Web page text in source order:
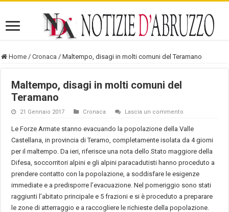
Home / Cronaca / Maltempo, disagi in molti comuni del Teramano
Maltempo, disagi in molti comuni del
Teramano
21 Gennaio 2017 Cronaca Lascia un commento
Le Forze Armate stanno evacuando la popolazione della Valle
Castellana, in provincia di Teramo, completamente isolata da 4 giorni
per il maltempo. Da ieri, riferisce una nota dello Stato maggiore della
Difesa, soccorritori alpini e gli alpini paracadutisti hanno proceduto a
prendere contatto con la popolazione, a soddisfare le esigenze
immediate e a predisporre l’evacuazione. Nel pomeriggio sono stati
raggiunti l’abitato principale e 5 frazioni e si è proceduto a preparare
le zone di atterraggio e a raccogliere le richieste della popolazione.